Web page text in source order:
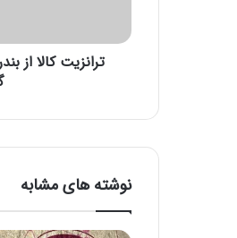
ا
ز
ر
چ
ترانزیت کالا از
نوشته های مشابه